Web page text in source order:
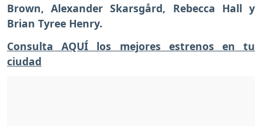
Brown, Alexander Skarsgård, Rebecca Hall y
Brian Tyree Henry.
Consulta AQUÍ los mejores estrenos en tu
ciudad